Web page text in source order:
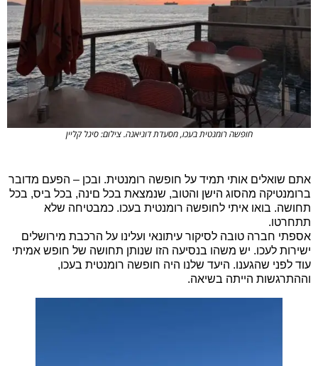
חופשה רומנטית בעכו, מסעדת דוניאנה. צילום: סיגל קליין
אתם שואלים אותי תמיד על חופשה רומנטית. ובכן – הפעם מדובר
ברומנטיקה מהסוג הישן והטוב, שנמצאת בכל םינה, בכל ביס, בכל
תחושה. בואו איתי לחופשה רומנטית בעכו. כמבטיחה שלא
תתחרטו.
אספתי חברה טובה לסיקור עיתונאי ועלינו על הרכבת מירושלים
ישירות לעכו. יש משהו בנסיעה הזו שנותן תחושה של חופש אמיתי
עוד לפני שהגענו. היעד שלנו היה חופשה רומנטית בעכו,
וההתרגשות הייתה בשיאה.